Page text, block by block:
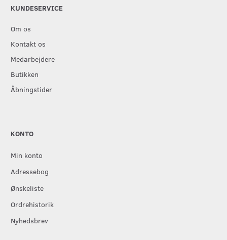
KUNDESERVICE
Om os
Kontakt os
Medarbejdere
Butikken
Åbningstider
KONTO
Min konto
Adressebog
Ønskeliste
Ordrehistorik
Nyhedsbrev